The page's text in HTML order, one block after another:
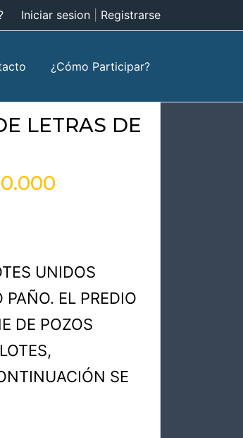
Iniciar sesion Registrarse
¿Cómo Participar?
LETRAS DE
UNIDOS
EL PREDIO
DE POZOS
SE